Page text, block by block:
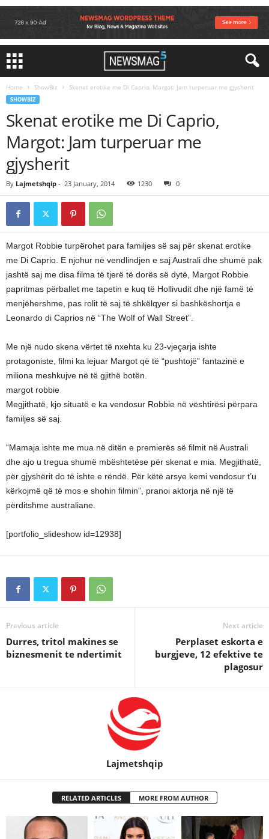
Home ShowBiz Skenat erotike me Di Caprio, Margot: Jam turperuar me gjysherit
SHOWBIZ
Skenat erotike me Di Caprio,
Margot: Jam turperuar me
gjysherit
By Lajmetshqip - 23 January, 2014 1230 0
Margot Robbie turpërohet para familjes së saj për skenat erotike
me Di Caprio. E njohur në vendlindjen e saj Australi dhe shumë pak
jashtë saj me disa filma të tjerë të dorës së dytë, Margot Robbie
papritmas përballet me tapetin e kuq të Hollivudit dhe një famë të
menjëhershme, pas rolit të saj të shkëlqyer si bashkëshortja e
Leonardo di Caprios në “The Wolf of Wall Street”.
Me një nudo skena vërtet të nxehta ku 23-vjeçarja ishte
protagoniste, filmi ka lejuar Margot që të “pushtojë” fantazinë e
miliona meshkujve në të gjithë botën.
margot robbie
Megjithatë, kjo situatë e ka vendosur Robbie në vështirësi përpara
familjes së saj.
“Mamaja ishte me mua në ditën e premierës së filmit në Australi
dhe ajo u tregua shumë mbështetëse për skenat e mia. Megjithatë,
për gjyshërit do të ishte e rëndë. Për këtë arsye kemi vendosur t’u
kërkojmë që të mos e shohin filmin”, pranoi aktorja në një të
përditshme australiane.
[portfolio_slideshow id=12938]
Previous article
Durres, tritol makines se
biznesmenit te ndertimit
Next article
Perplaset eskorta e
burgjeve, 12 efektive te
plagosur
Lajmetshqip
RELATED ARTICLES MORE FROM AUTHOR